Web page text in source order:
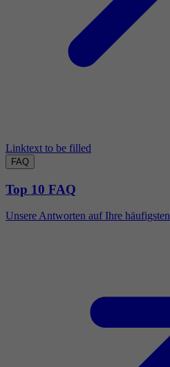
Linktext to be filled
FAQ
Top 10 FAQ
Unsere Antworten auf Ihre